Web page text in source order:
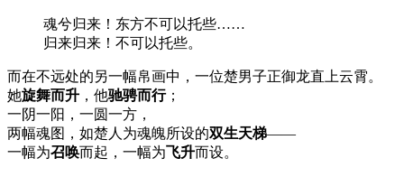
魂兮归来！东方不可以托些……
归来归来！不可以托些。
而在不远处的另一幅帛画中，一位楚男子正御龙直上云霄。
她旋舞而升 ，他驰骋而行；
一阴一阳，一圆一方，
两幅魂图，如楚人为魂魄所设的双生天梯——
一幅为召唤而起，一幅为飞升而设。